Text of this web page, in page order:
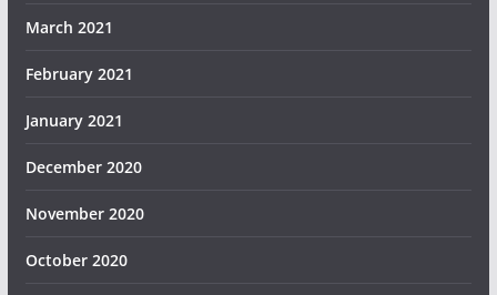
March 2021
February 2021
January 2021
December 2020
November 2020
October 2020